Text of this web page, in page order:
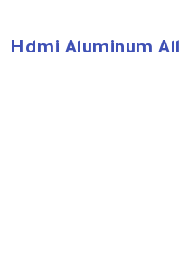
Hdmi Aluminum